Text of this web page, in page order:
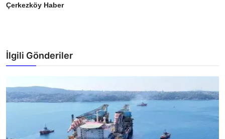
Çerkezköy Haber
İlgili Gönderiler